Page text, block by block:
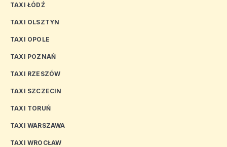
TAXI ŁÓDŹ
TAXI OLSZTYN
TAXI OPOLE
TAXI POZNAŃ
TAXI RZESZÓW
TAXI SZCZECIN
TAXI TORUŃ
TAXI WARSZAWA
TAXI WROCŁAW